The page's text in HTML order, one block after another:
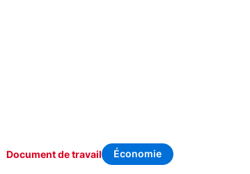
Document de travail Économie